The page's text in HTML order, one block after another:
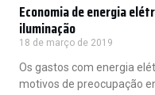
Economia de energia
iluminação
18 de março de 2019
Os gastos com energia
motivos de preocupação